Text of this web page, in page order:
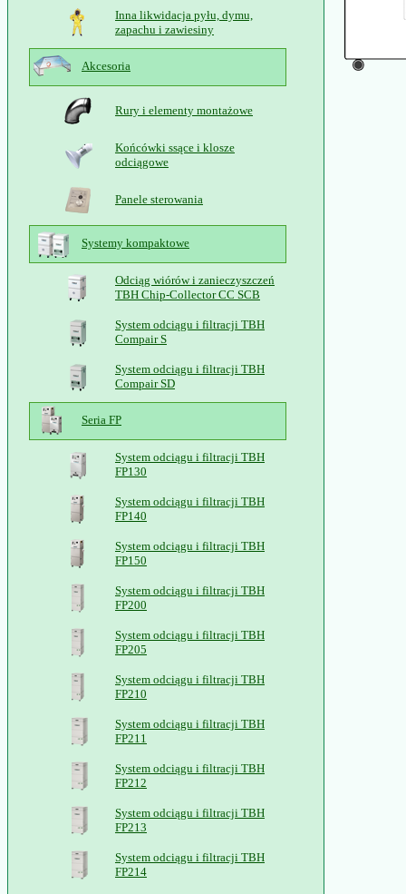
Inna likwidacja pyłu, dymu,
zapachu i zawiesiny
Akcesoria
Rury i elementy montażowe
Końcówki ssące i klosze
odciągowe
Panele sterowania
Systemy kompaktowe
Odciąg wiórów i zanieczyszczeń
TBH Chip-Collector CC SCB
System odciągu i filtracji TBH
Compair S
System odciągu i filtracji TBH
Compair SD
Seria FP
System odciągu i filtracji TBH
FP130
System odciągu i filtracji TBH
FP140
System odciągu i filtracji TBH
FP150
System odciągu i filtracji TBH
FP200
System odciągu i filtracji TBH
FP205
System odciągu i filtracji TBH
FP210
System odciągu i filtracji TBH
FP211
System odciągu i filtracji TBH
FP212
System odciągu i filtracji TBH
FP213
System odciągu i filtracji TBH
FP214